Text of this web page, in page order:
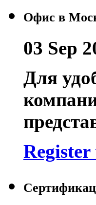
Офис в
03 Sep
Для